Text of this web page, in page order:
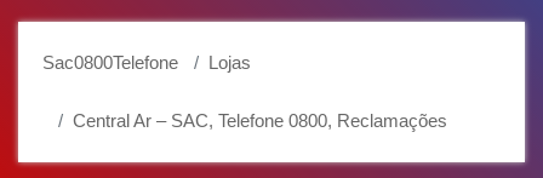
Sac0800Telefone Lojas
Central Ar – SAC, Telefone 0800, Reclamações